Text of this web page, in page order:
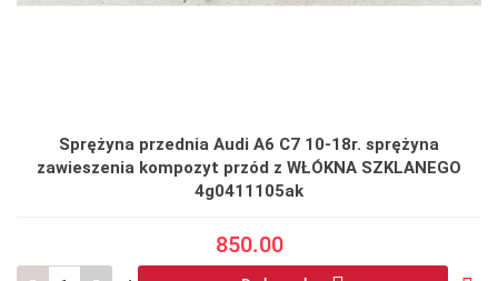
Sprężyna przednia Audi A6 C7 10-18r. sprężyna
zawieszenia kompozyt przód z WŁÓKNA SZKLANEGO
4g0411105ak
850.00